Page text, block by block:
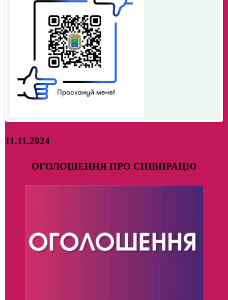
11.11.2024
ОГОЛОШЕННЯ ПРО СПІВПРАЦЮ